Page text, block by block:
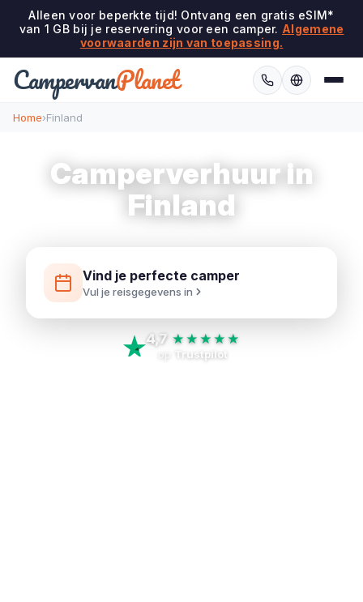
Alleen voor beperkte tijd! Ontvang een gratis eSIM*
van 1 GB bij je reservering voor een camper. Algemene
voorwaarden zijn van toepassing.
CampervanPlanet
Home›Finland
Camperverhuur in
Finland
Vind je perfecte camper
Vul je reisgegevens in
4,7 ★★★★★
op Trustpilot